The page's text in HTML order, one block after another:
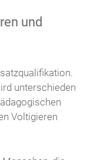
und
unterschieden
Voltigieren